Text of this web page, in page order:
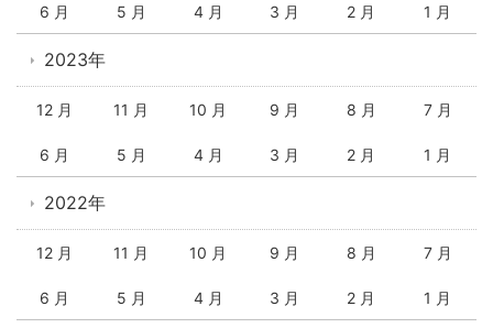
6 月 5 月 4 月 3 月 2 月 1 月
2023年
12 月 11 月 10 月 9 月 8 月 7 月
6 月 5 月 4 月 3 月 2 月 1 月
2022年
12 月 11 月 10 月 9 月 8 月 7 月
6 月 5 月 4 月 3 月 2 月 1 月